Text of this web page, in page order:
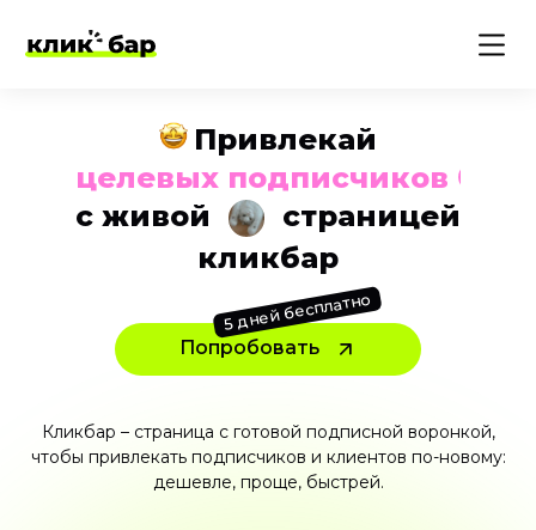
Бюджетно
тес
с живой
страницей
кликбар
Кликбар – страница с готовой подписной воронкой,
чтобы привлекать подписчиков и клиентов по-новому:
дешевле, проще, быстрей.
Попробовать
5 дней бесплатно